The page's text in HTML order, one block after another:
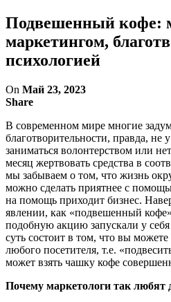
Подвешенный кофе:
маркетингом,
психологией
On Май 23, 2023
Share
В современном мире многие
благотворительности, правда, не
заниматься волонтерством или
месяц жертвовать средства в
мы забываем о том, что жизнь
можно сделать приятнее с
на помощь приходит бизнес.
явлении, как «подвешенный
подобную акцию запускали у
суть состоит в том, что вы
любого посетителя, т.е.
может взять чашку кофе
Почему маркетологи так любят